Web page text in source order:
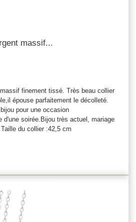
massif...
finement tissé. Très beau collier
épouse parfaitement le décolleté.
pour une occasion
d'une soirée.Bijou très actuel, mariage
Taille du collier :42,5 cm